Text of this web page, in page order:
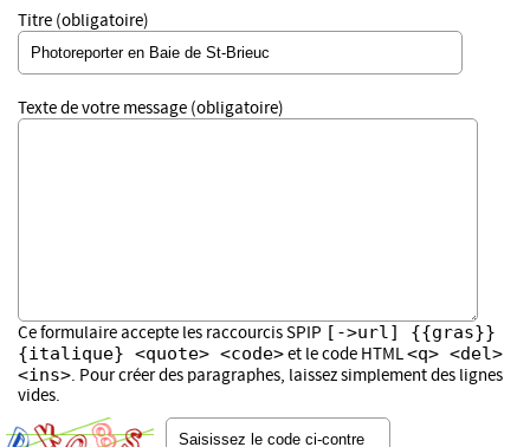
Titre (obligatoire)
Texte de votre message (obligatoire)
Ce formulaire accepte les raccourcis SPIP [->url] {{gras}}
{italique} <quote> <code>et le code HTML<q> <del>
<ins>. Pour créer des paragraphes, laissez simplement des lignes
vides.